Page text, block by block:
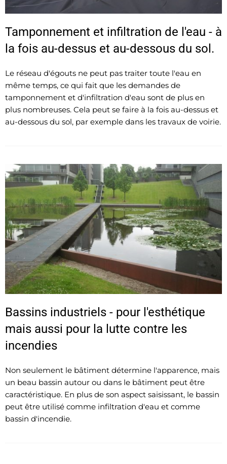
Tamponnement et infiltration de l'eau - à
la fois au-dessus et au-dessous du sol.
Le réseau d'égouts ne peut pas traiter toute l'eau en
même temps, ce qui fait que les demandes de
tamponnement et d'infiltration d'eau sont de plus en
plus nombreuses. Cela peut se faire à la fois au-dessus et
au-dessous du sol, par exemple dans les travaux de voirie.
Bassins industriels - pour l'esthétique
mais aussi pour la lutte contre les
incendies
Non seulement le bâtiment détermine l'apparence, mais
un beau bassin autour ou dans le bâtiment peut être
caractéristique. En plus de son aspect saisissant, le bassin
peut être utilisé comme infiltration d'eau et comme
bassin d'incendie.